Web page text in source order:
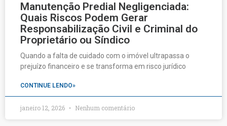
Manutenção Predial Negligenciada:
Quais Riscos Podem Gerar
Responsabilização Civil e Criminal do
Proprietário ou Síndico
Quando a falta de cuidado com o imóvel ultrapassa o
prejuízo financeiro e se transforma em risco jurídico
CONTINUE LENDO»
janeiro 12, 2026 Nenhum comentário